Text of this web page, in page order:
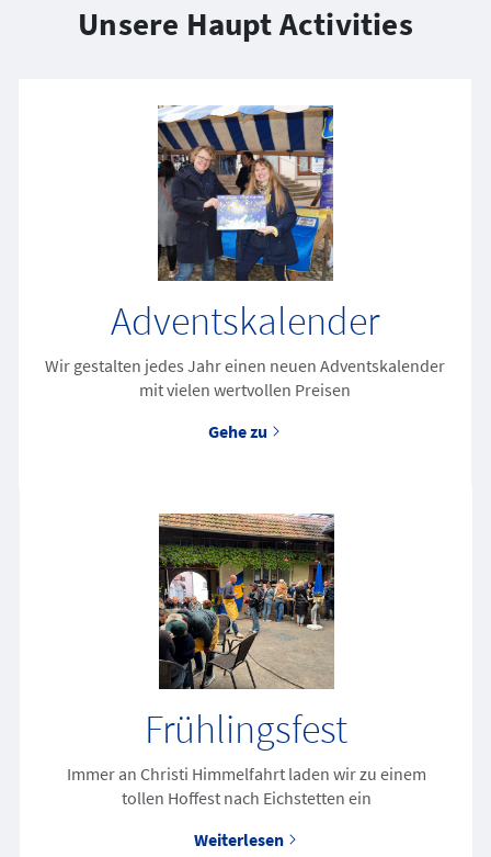
Unsere Haupt Activities
Adventskalender
Wir gestalten jedes Jahr einen neuen Adventskalender
mit vielen wertvollen Preisen
Gehe zu
Frühlingsfest
Immer an Christi Himmelfahrt laden wir zu einem
tollen Hoffest nach Eichstetten ein
Weiterlesen